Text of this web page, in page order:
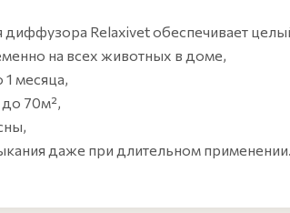
Relaxivet обеспечивает
на всех животных в доме,
месяца,
70м²,
даже при длительном применении.